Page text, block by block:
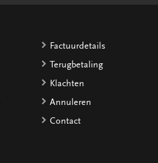
Factuurdetails
Terugbetaling
Klachten
Annuleren
Contact